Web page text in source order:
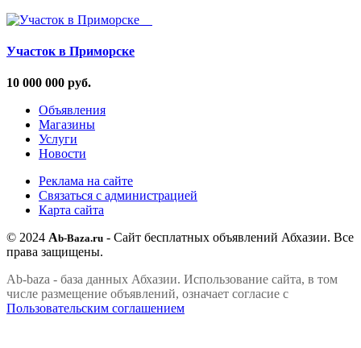
Участок в Приморске
10 000 000 руб.
Объявления
Магазины
Услуги
Новости
Реклама на сайте
Связаться с администрацией
Карта сайта
© 2024 Ab-Baza.ru - Сайт бесплатных объявлений Абхазии. Все
права защищены.
Ab-baza - база данных Абхазии. Использование сайта, в том
числе размещение объявлений, означает согласие с
Пользовательским соглашением